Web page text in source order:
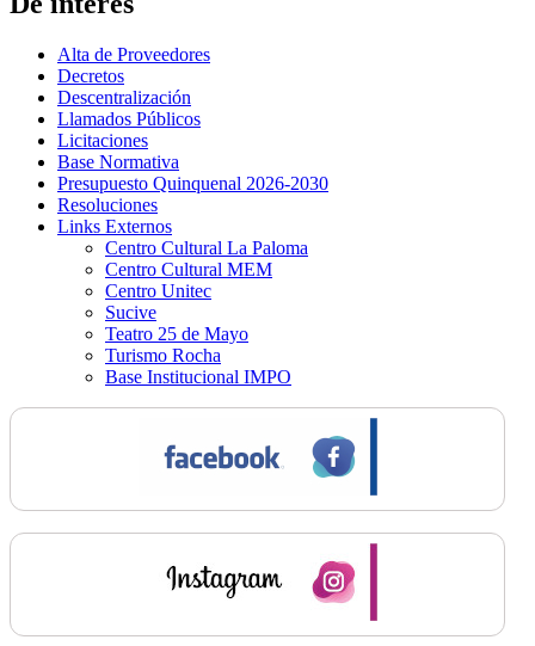
Alta de Proveedores
Decretos
Descentralización
Llamados Públicos
Licitaciones
Base Normativa
Presupuesto Quinquenal 2026-2030
Resoluciones
Links Externos
Centro Cultural La Paloma
Centro Cultural MEM
Centro Unitec
Sucive
Teatro 25 de Mayo
Turismo Rocha
Base Institucional IMPO